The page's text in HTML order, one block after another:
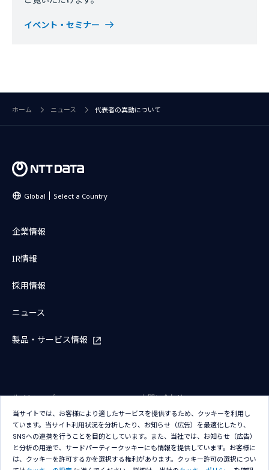
イベント・セミナー
ホーム ニュース 代表者の異動について
Global Select a Country
企業情報
IR情報
採用情報
ニュース
製品・サービス情報
サイトマップ
お問い合わせ
サイトのご利用条件
プライバシーポリシー
アクセシビリティポリシー
クッキー（Cookie）ポリシー
クッキー（Cookie）プリファレン
ス
当サイトでは、お客様により適したサービスを提供するため、クッキーを利用し
ています。当サイト利用状況を分析したり、お知らせ（広告）を最適化したり、
SNSへの連携を行うことを目的としています。また、当社では、お知らせ（広告）
と分析の用途で、サードパーティークッキーにも情報を提供しています。お客様に
は、クッキーを許可するかを選択する権利があります。クッキー許可の選択につい